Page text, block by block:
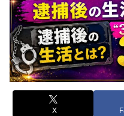
X